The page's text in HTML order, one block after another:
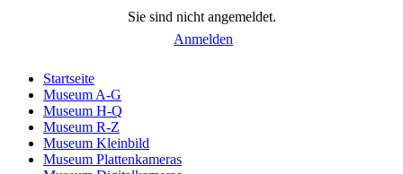
Sie sind nicht angemeldet.
Anmelden
Startseite
Museum A-G
Museum H-Q
Museum R-Z
Museum Kleinbild
Museum Plattenkameras